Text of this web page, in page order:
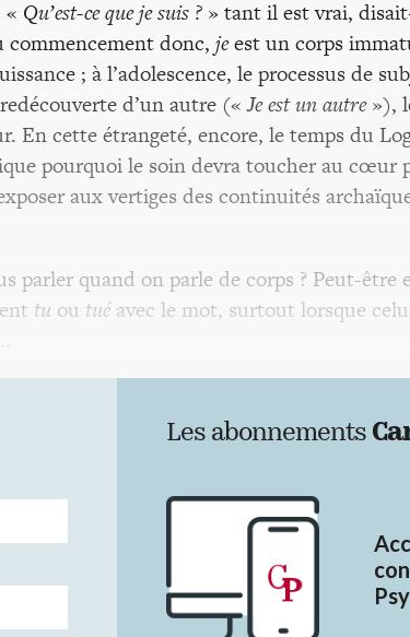
« Qu’est-ce que je suis ? » tant il est vrai,
commencement donc, jeest un corps
; à l’adolescence, le processus de
d’un autre («Je est un autre»),
En cette étrangeté, encore, le temps du
pourquoi le soin devra toucher au cœur
aux vertiges des continuités
parler quand on parle de corps ? Peut-
tu ou tuéavec le mot, surtout lorsque
Les abonnements